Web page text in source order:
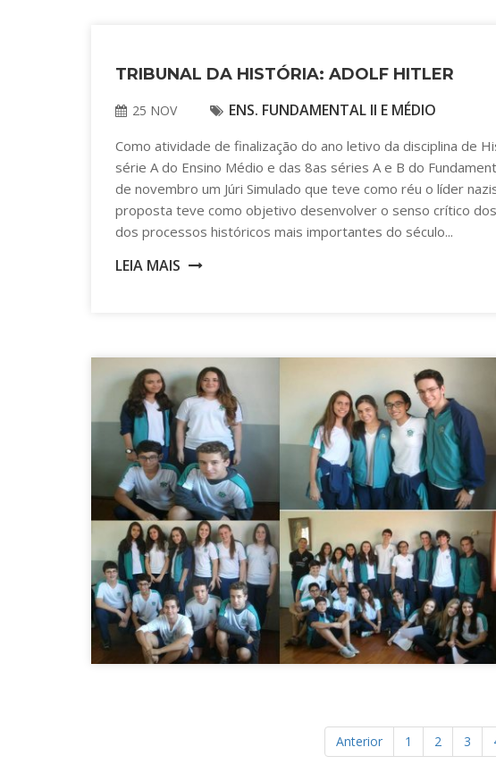
TRIBUNAL DA HISTÓRIA: ADOLF HITLER
25 NOV ENS. FUNDAMENTAL II E MÉDIO
Como atividade de finalização do ano letivo da disciplina de
série A do Ensino Médio e das 8as séries A e B do
de novembro um Júri Simulado que teve como réu o líder
proposta teve como objetivo desenvolver o senso crítico
dos processos históricos mais importantes do século...
LEIA MAIS
Anterior 1 2 3